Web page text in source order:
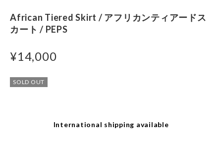
African Tiered Skirt / アフリカンティアードス
カート / PEPS
¥14,000
SOLD OUT
International shipping available